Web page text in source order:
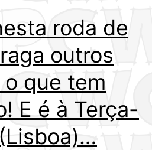
roda de
outros
que tem
E é à Terça-